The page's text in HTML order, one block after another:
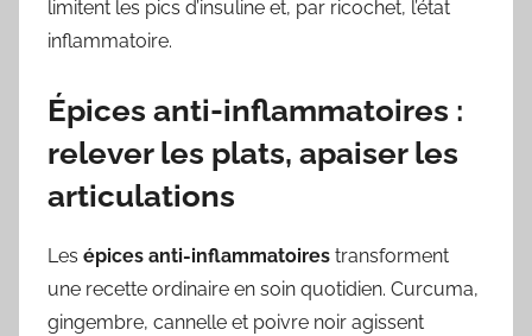
limitent les pics d’insuline et, par ricochet, l’état
inflammatoire.
Épices anti-inflammatoires :
relever les plats, apaiser les
articulations
Les épices anti-inflammatoires transforment
une recette ordinaire en soin quotidien. Curcuma,
gingembre, cannelle et poivre noir agissent